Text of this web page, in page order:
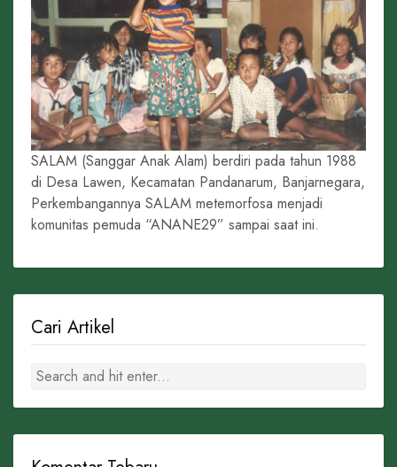
SALAM (Sanggar Anak Alam) berdiri pada tahun 1988
di Desa Lawen, Kecamatan Pandanarum, Banjarnegara,
Perkembangannya SALAM metemorfosa menjadi
komunitas pemuda “ANANE29” sampai saat ini.
Cari Artikel